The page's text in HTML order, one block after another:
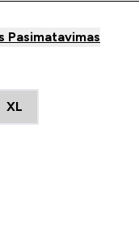
Pasimatavimas
XL